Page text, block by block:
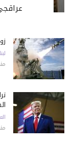
منذ
منذ